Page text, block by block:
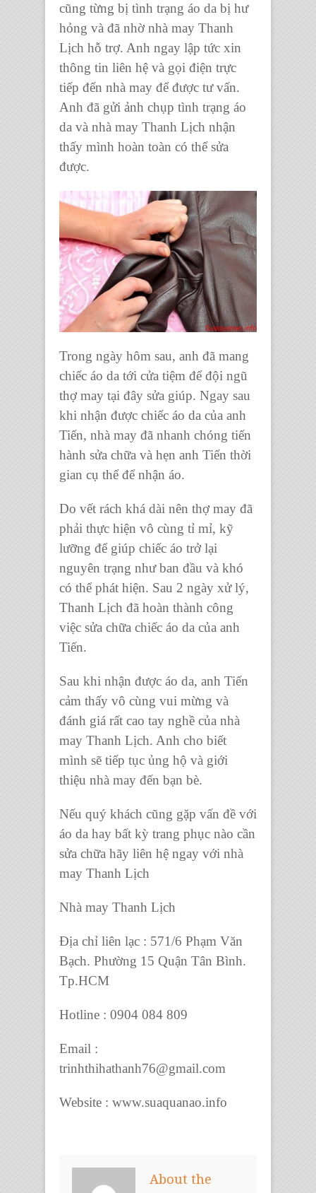
cũng từng bị tình trạng áo da bị hư
hỏng và đã nhờ nhà may Thanh
Lịch hỗ trợ. Anh ngay lập tức xin
thông tin liên hệ và gọi điện trực
tiếp đến nhà may để được tư vấn.
Anh đã gửi ảnh chụp tình trạng áo
da và nhà may Thanh Lịch nhận
thấy mình hoàn toàn có thể sửa
được.
Trong ngày hôm sau, anh đã mang
chiếc áo da tới cửa tiệm để đội ngũ
thợ may tại đây sửa giúp. Ngay sau
khi nhận được chiếc áo da của anh
Tiến, nhà may đã nhanh chóng tiến
hành sửa chữa và hẹn anh Tiến thời
gian cụ thể để nhận áo.
Do vết rách khá dài nên thợ may đã
phải thực hiện vô cùng tỉ mỉ, kỹ
lưỡng để giúp chiếc áo trở lại
nguyên trạng như ban đầu và khó
có thể phát hiện. Sau 2 ngày xử lý,
Thanh Lịch đã hoàn thành công
việc sửa chữa chiếc áo da của anh
Tiến.
Sau khi nhận được áo da, anh Tiến
cảm thấy vô cùng vui mừng và
đánh giá rất cao tay nghề của nhà
may Thanh Lịch. Anh cho biết
mình sẽ tiếp tục ủng hộ và giới
thiệu nhà may đến bạn bè.
Nếu quý khách cũng gặp vấn đề với
áo da hay bất kỳ trang phục nào cần
sửa chữa hãy liên hệ ngay với nhà
may Thanh Lịch
Nhà may Thanh Lịch
Địa chỉ liên lạc : 571/6 Phạm Văn
Bạch. Phường 15 Quận Tân Bình.
Tp.HCM
Hotline : 0904 084 809
Email :
trinhthihathanh76@gmail.com
Website : www.suaquanao.info
About the